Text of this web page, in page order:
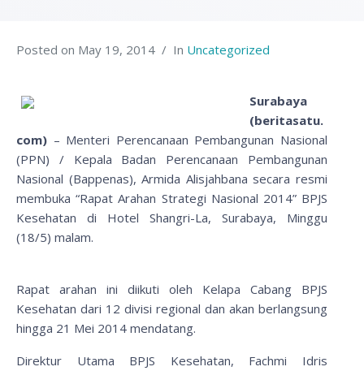
Posted on May 19, 2014 In Uncategorized
Surabaya
(beritasatu.
com) – Menteri Perencanaan Pembangunan Nasional
(PPN) / Kepala Badan Perencanaan Pembangunan
Nasional (Bappenas), Armida Alisjahbana secara resmi
membuka “Rapat Arahan Strategi Nasional 2014” BPJS
Kesehatan di Hotel Shangri-La, Surabaya, Minggu
(18/5) malam.
Rapat arahan ini diikuti oleh Kelapa Cabang BPJS
Kesehatan dari 12 divisi regional dan akan berlangsung
hingga 21 Mei 2014 mendatang.
Direktur Utama BPJS Kesehatan, Fachmi Idris